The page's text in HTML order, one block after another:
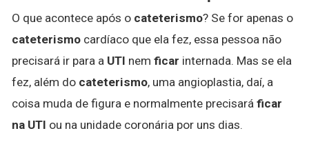
O que acontece após o cateterismo? Se for apenas o
cateterismo cardíaco que ela fez, essa pessoa não
precisará ir para a UTI nem ficar internada. Mas se ela
fez, além do cateterismo, uma angioplastia, daí, a
coisa muda de figura e normalmente precisará ficar
na UTI ou na unidade coronária por uns dias.